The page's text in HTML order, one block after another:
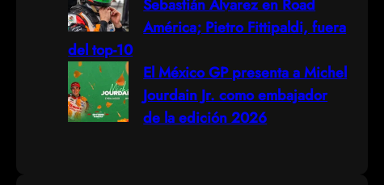
Sebastián Álvarez en Road
América; Pietro Fittipaldi, fuera
del top-10
El México GP presenta a Michel
Jourdain Jr. como embajador
de la edición 2026